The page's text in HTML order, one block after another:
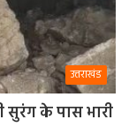
उत्तराखंड
सुरंग के पास भारी